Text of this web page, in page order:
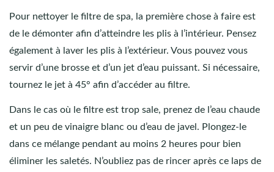
Pour nettoyer le filtre de spa, la première chose à faire est
de le démonter afin d’atteindre les plis à l’intérieur. Pensez
également à laver les plis à l’extérieur. Vous pouvez vous
servir d’une brosse et d’un jet d’eau puissant. Si nécessaire,
tournez le jet à 45° afin d’accéder au filtre.
Dans le cas où le filtre est trop sale, prenez de l’eau chaude
et un peu de vinaigre blanc ou d’eau de javel. Plongez-le
dans ce mélange pendant au moins 2 heures pour bien
éliminer les saletés. N’oubliez pas de rincer après ce laps de